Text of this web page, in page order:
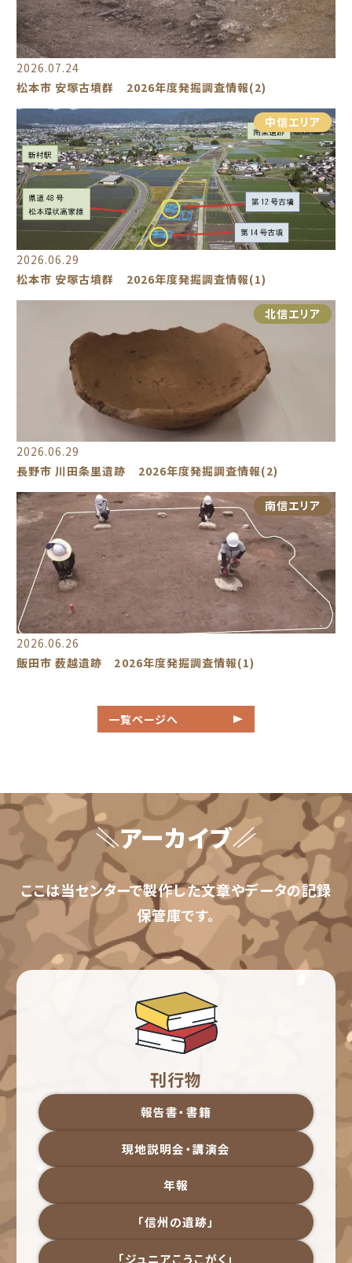
2026.07.24
松本市 安塚古墳群 2026年度発掘調査情報(2)
中信エリア
2026.06.29
松本市 安塚古墳群 2026年度発掘調査情報(1)
北信エリア
2026.06.29
長野市 川田条里遺跡 2026年度発掘調査情報(2)
南信エリア
2026.06.26
飯田市 薮越遺跡 2026年度発掘調査情報(1)
一覧ページへ
アーカイブ
ここは当センターで製作した文章やデータの記録
保管庫です。
刊行物
報告書・書籍
現地説明会・講演会
年報
「信州の遺跡」
「ジュニアこうこがく」